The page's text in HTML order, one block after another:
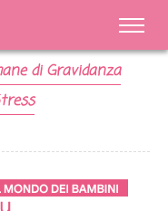
di Gravidanza